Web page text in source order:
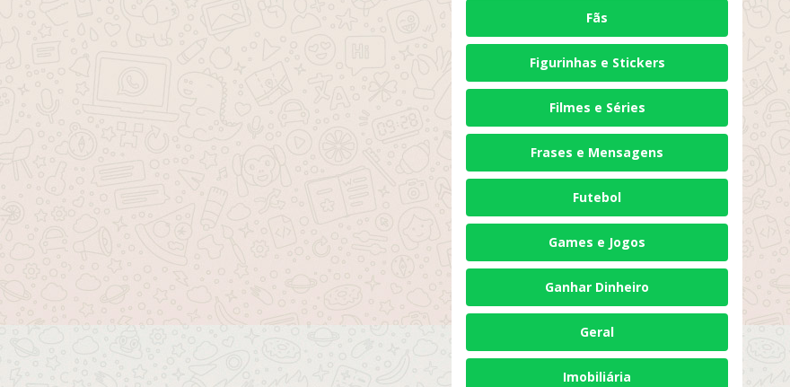
Fãs
Figurinhas e Stickers
Filmes e Séries
Frases e Mensagens
Futebol
Games e Jogos
Ganhar Dinheiro
Geral
Imobiliária